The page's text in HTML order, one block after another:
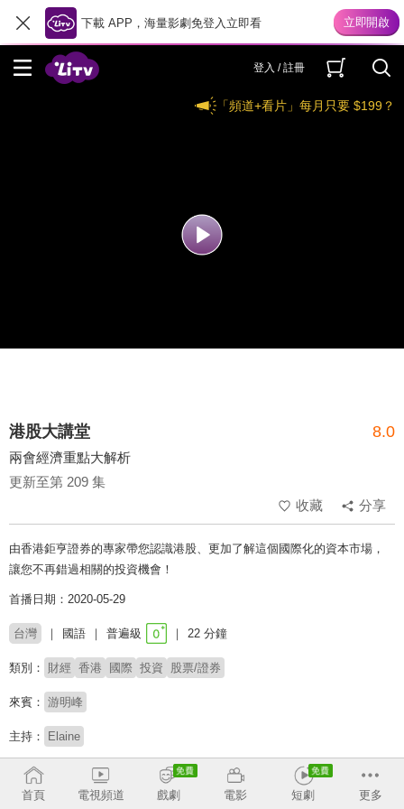
下載 APP，海量影劇免登入立即看
登入 / 註冊
「頻道+看片」每月只要 $199？
港股大講堂 8.0
兩會經濟重點大解析
更新至第 209 集
收藏
分享
由香港鉅亨證券的專家帶您認識港股、更加了解這個國際化的資本市場，
讓您不再錯過相關的投資機會！
首播日期：2020-05-29
台灣 國語 普遍級 22 分鐘
類別： 財經 香港 國際 投資 股票/證券
來賓： 游明峰
主持： Elaine
收回
首頁
電視頻道 戲劇 電影 短劇 更多